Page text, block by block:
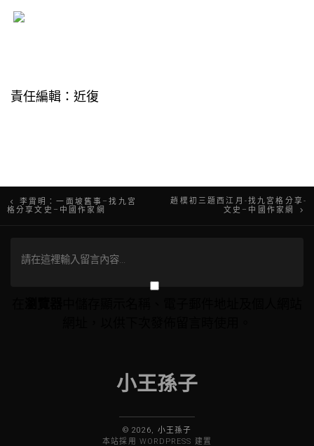
責任編輯：近復
文
導
覽
李霄明：一面坡舊事–找九宮
格分享文史–中國作家網
趙樸初三題西江月-找九宮格分享-
文史–中國作家網
小王孫子
© 2026, 小王孫子
本站採用 WORDPRESS 建置